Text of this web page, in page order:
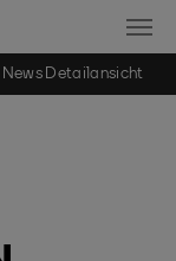
News Detailansicht